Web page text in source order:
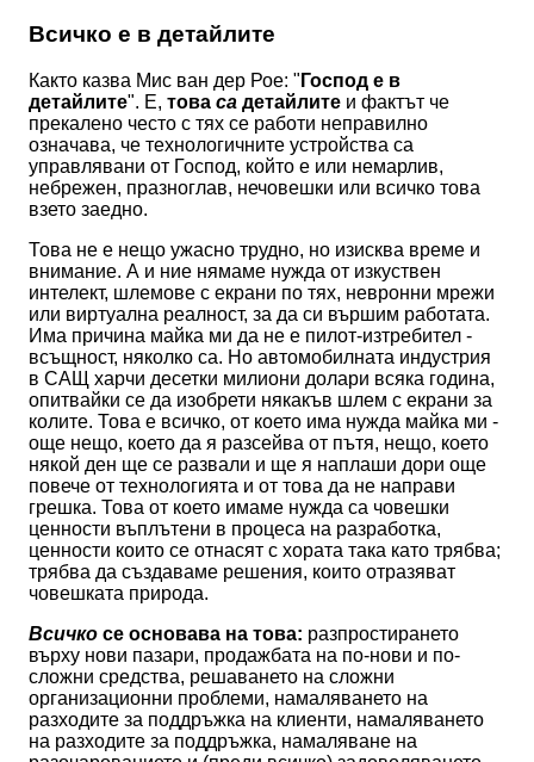
Всичко е в детайлите
Както казва Мис ван дер Рое: " Господ е в
детайлите". Е, това са детайлите и фактът че
прекалено често с тях се работи неправилно
означава, че технологичните устройства са
управлявани от Господ, който е или немарлив,
небрежен, празноглав, нечовешки или всичко това
взето заедно.
Това не е нещо ужасно трудно, но изисква време и
внимание. А и ние нямаме нужда от изкуствен
интелект, шлемове с екрани по тях, невронни мрежи
или виртуална реалност, за да си вършим работата.
Има причина майка ми да не е пилот-изтребител -
всъщност, няколко са. Но автомобилната индустрия
в САЩ харчи десетки милиони долари всяка година,
опитвайки се да изобрети някакъв шлем с екрани за
колите. Това е всичко, от което има нужда майка ми -
още нещо, което да я разсейва от пътя, нещо, което
някой ден ще се развали и ще я наплаши дори още
повече от технологията и от това да не направи
грешка. Това от което имаме нужда са човешки
ценности въплътени в процеса на разработка,
ценности които се отнасят с хората така като трябва;
трябва да създаваме решения, които отразяват
човешката природа.
Всичко се основава на това: разпростирането
върху нови пазари, продажбата на по-нови и по-
сложни средства, решаването на сложни
организационни проблеми, намаляването на
разходите за поддръжка на клиенти, намаляването
на разходите за поддръжка, намаляване на